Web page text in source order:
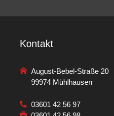
Kontakt
August-Bebel-Straße 20
99974 Mühlhausen
03601 42 56 97